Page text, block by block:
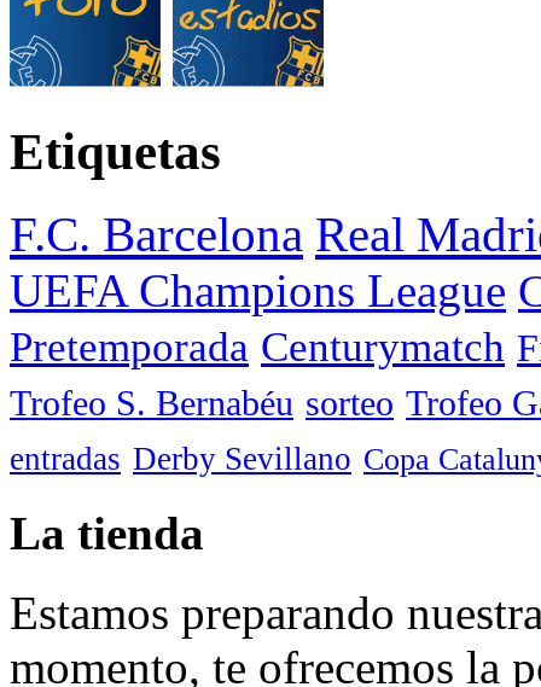
Etiquetas
F.C. Barcelona Real
UEFA Champions League
Pretemporada Centurymatch
Trofeo S. Bernabéu sorteo Trofeo
entradas Derby Sevillano Copa
La tienda
Estamos preparando
momento, te ofrecemos la